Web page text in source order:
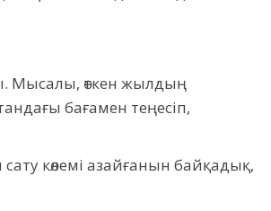
Мысалы, өткен жылдың
бағамен теңесіп,
көлемі азайғанын байқадық,